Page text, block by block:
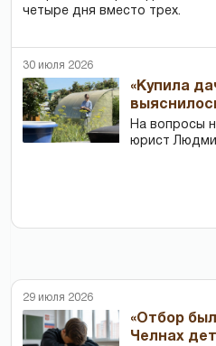
четыре дня вместо трех.
30 июля 2026
«Купила
На вопросы
юрист
29 июля 2026
«Отбор
Челнах